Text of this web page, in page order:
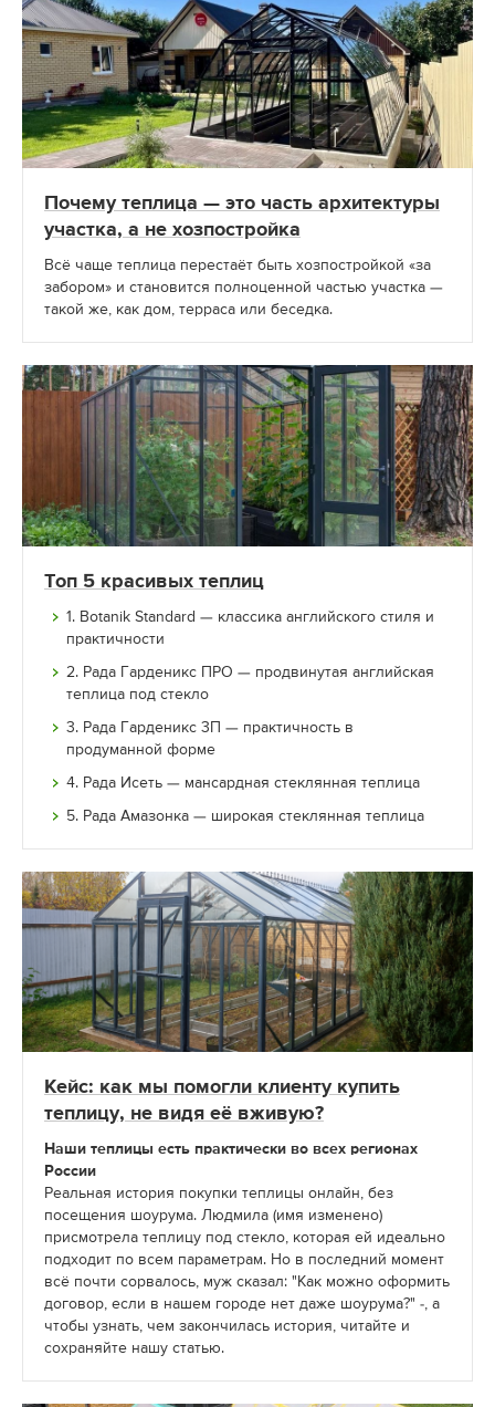
Почему теплица — это часть архитектуры
участка, а не хозпостройка
Всё чаще теплица перестаёт быть хозпостройкой «за
забором» и становится полноценной частью участка —
такой же, как дом, терраса или беседка.
Топ 5 красивых теплиц
1. Botanik Standard — классика английского стиля и
практичности
2. Рада Гарденикс ПРО — продвинутая английская
теплица под стекло
3. Рада Гарденикс 3П — практичность в
продуманной форме
4. Рада Исеть — мансардная стеклянная теплица
5. Рада Амазонка — широкая стеклянная теплица
Кейс: как мы помогли клиенту купить
теплицу, не видя её вживую?
Наши теплицы есть практически во всех регионах
России
Реальная история покупки теплицы онлайн, без
посещения шоурума. Людмила (имя изменено)
присмотрела теплицу под стекло, которая ей идеально
подходит по всем параметрам. Но в последний момент
всё почти сорвалось, муж сказал: "Как можно оформить
договор, если в нашем городе нет даже шоурума?" -, а
чтобы узнать, чем закончилась история, читайте и
сохраняйте нашу статью.